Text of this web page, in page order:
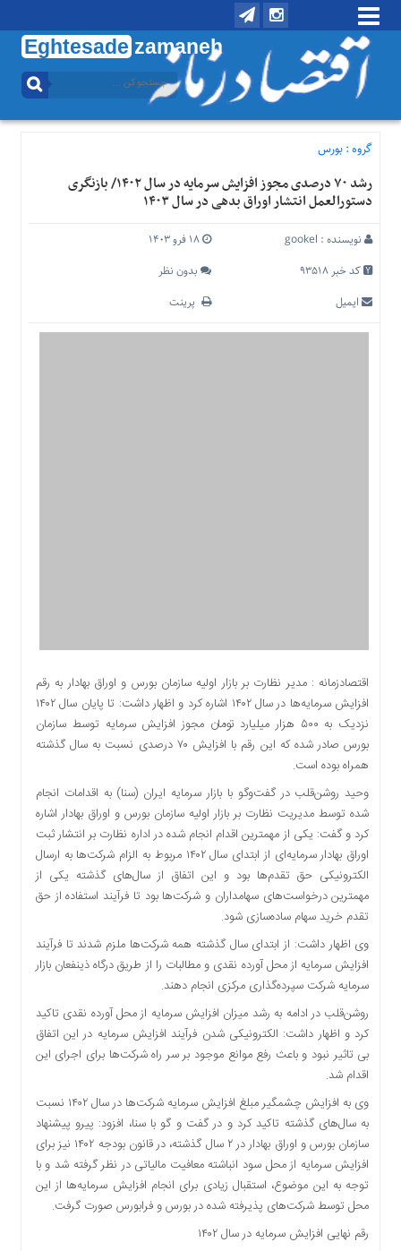
Eghtesade zamaneh
منوی
تماس
درباره
منوی
خانه
اقتصادی
اجتماعی
معدن
نفت
انرژی
فناوری
منظقه
دسترسی
سریع
تماس
درباره
کتاب
پلیس،امنیت
جامعه
گرایی
رسید
اخبار
سایت
اجتماعی
اقتصادی
فرهنگ
گروه :بورس
رشد ۷۰ درصدی مجوز افزایش سرمایه در سال ۱۴۰۲/ بازنگری
دستورالعمل انتشار اوراق بدهی در سال ۱۴۰۳
نویسنده : gookel
۱۸ فرو ۱۴۰۳
کد خبر 93518
بدون نظر
ایمیل
پرینت
اقتصادزمانه : مدیر نظارت بر بازار اولیه سازمان بورس و اوراق بهادار به رقم
افزایش سرمایه‌ها در سال ۱۴۰۲ اشاره کرد و اظهار داشت: تا پایان سال ۱۴۰۲
نزدیک به ۵۰۰ هزار میلیارد تومان مجوز افزایش سرمایه توسط سازمان
بورس صادر شده که این رقم با افزایش ۷۰ درصدی نسبت به سال گذشته
همراه بوده است.
وحید روشن‌قلب در گفت‌وگو با بازار سرمایه ایران (سنا) به اقدامات انجام
شده توسط مدیریت نظارت بر بازار اولیه سازمان بورس و اوراق بهادار اشاره
کرد و گفت: یکی از مهمترین اقدام انجام شده در اداره نظارت بر انتشار ثبت
اوراق بهادار سرمایه‌ای از ابتدای سال ۱۴۰۲ مربوط به الزام شرکت‌ها به ارسال
الکترونیکی حق تقدم‌ها بود و این اتفاق از سال‌های گذشته یکی از
مهمترین درخواست‌های سهامداران و شرکت‌ها بود تا فرآیند استفاده از حق
تقدم خرید سهام ساده‌سازی شود.
وی اظهار داشت: از ابتدای سال گذشته همه شرکت‌ها ملزم شدند تا فرآیند
افزایش سرمایه از محل آورده نقدی و مطالبات را از طریق درگاه ذینفعان بازار
سرمایه شرکت سپرده‌گذاری مرکزی انجام دهند.
روشن‌قلب در ادامه به رشد میزان افزایش سرمایه از محل آورده نقدی تاکید
کرد و اظهار داشت: الکترونیکی شدن فرآیند افزایش سرمایه در این اتفاق
بی تاثیر نبود و باعث رفع موانع موجود بر سر راه شرکت‌ها برای اجرای این
اقدام شد.
وی به افزایش چشمگیر مبلغ افزایش سرمایه شرکت‌ها در سال ۱۴۰۲ نسبت
به سال‌های گذشته تاکید کرد و در گفت و گو با سنا، افزود: پیرو پیشنهاد
سازمان بورس و اوراق بهادار در ۲ سال گذشته، در قانون بودجه ۱۴۰۲ نیز برای
افزایش سرمایه از محل سود انباشته معافیت مالیاتی در نظر گرفته شد و با
توجه به این موضوع، استقبال زیادی برای انجام افزایش سرمایه‌ها از این
محل توسط شرکت‌های پذیرفته شده در بورس و فرابورس صورت گرفت.
رقم نهایی افزایش سرمایه در سال ۱۴۰۲